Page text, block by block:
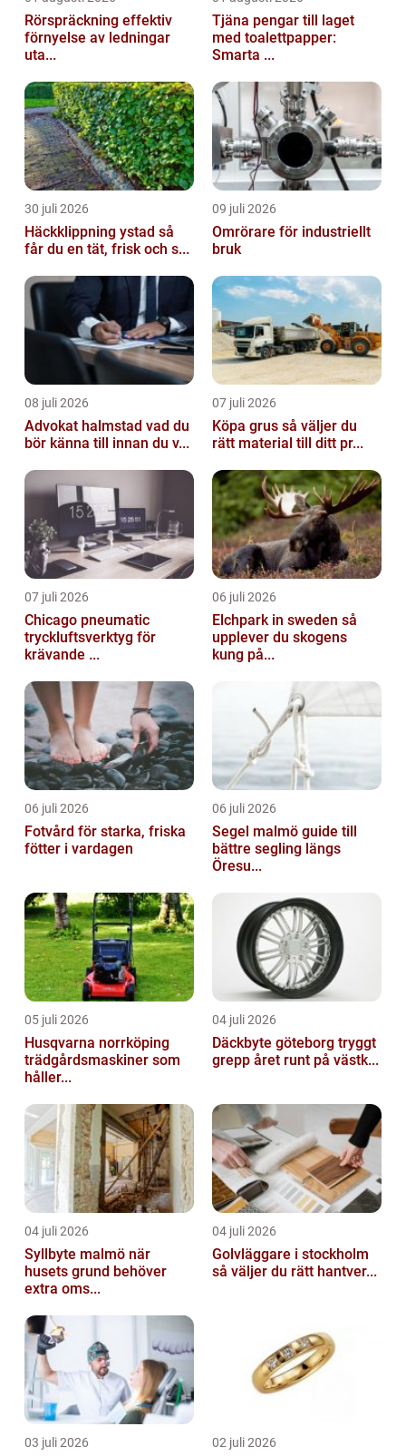
Rörspräckning effektiv
förnyelse av ledningar
uta...
Tjäna pengar till laget
med toalettpapper:
Smarta ...
30 juli 2026
Häckklippning ystad så
får du en tät, frisk och s...
09 juli 2026
Omrörare för industriellt
bruk
08 juli 2026
Advokat halmstad vad du
bör känna till innan du v...
07 juli 2026
Köpa grus så väljer du
rätt material till ditt pr...
07 juli 2026
Chicago pneumatic
tryckluftsverktyg för
krävande ...
06 juli 2026
Elchpark in sweden så
upplever du skogens
kung på...
06 juli 2026
Fotvård för starka, friska
fötter i vardagen
06 juli 2026
Segel malmö guide till
bättre segling längs
Öresu...
05 juli 2026
Husqvarna norrköping
trädgårdsmaskiner som
håller...
04 juli 2026
Däckbyte göteborg tryggt
grepp året runt på västk...
04 juli 2026
Syllbyte malmö när
husets grund behöver
extra oms...
04 juli 2026
Golvläggare i stockholm
så väljer du rätt hantver...
03 juli 2026 02 juli 2026